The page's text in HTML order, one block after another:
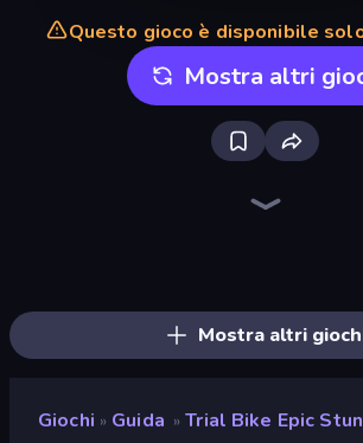
Questo gioco è disponibile
Mostra altri
Mostra altri
Giochi » Guida » Trial Bike Epic